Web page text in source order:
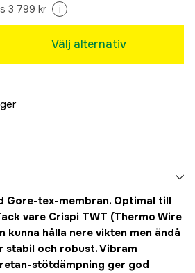
3 799 kr i
Välj alternativ
Gore-tex-membran. Optimal till
vare Crispi TWT (Thermo Wire
kunna hålla nere vikten men ändå
stabil och robust. Vibram
stötdämpning ger god